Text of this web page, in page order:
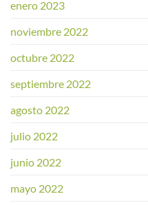
enero 2023
noviembre 2022
octubre 2022
septiembre 2022
agosto 2022
julio 2022
junio 2022
mayo 2022